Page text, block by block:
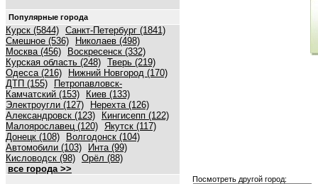
Популярные города
Курск (5844) Санкт-Петербург (1841)
Смешное (536)
Николаев (498)
Москва (456)
Воскресенск (332)
Курская область (248) Тверь (219)
Одесса (216)
Нижний Новгород (170)
ДТП (155)
Петропавловск-
Камчатский (153)
Киев (133)
Электроугли (127)
Нерехта (126)
Александровск (123)
Кингисепп (122)
Малоярославец (120) Якутск (117)
Донецк (108)
Волгодонск (104)
Автомобили (103)
Инта (99)
Кисловодск (98) Орёл (88)
все города >>
Посмотреть другой город: